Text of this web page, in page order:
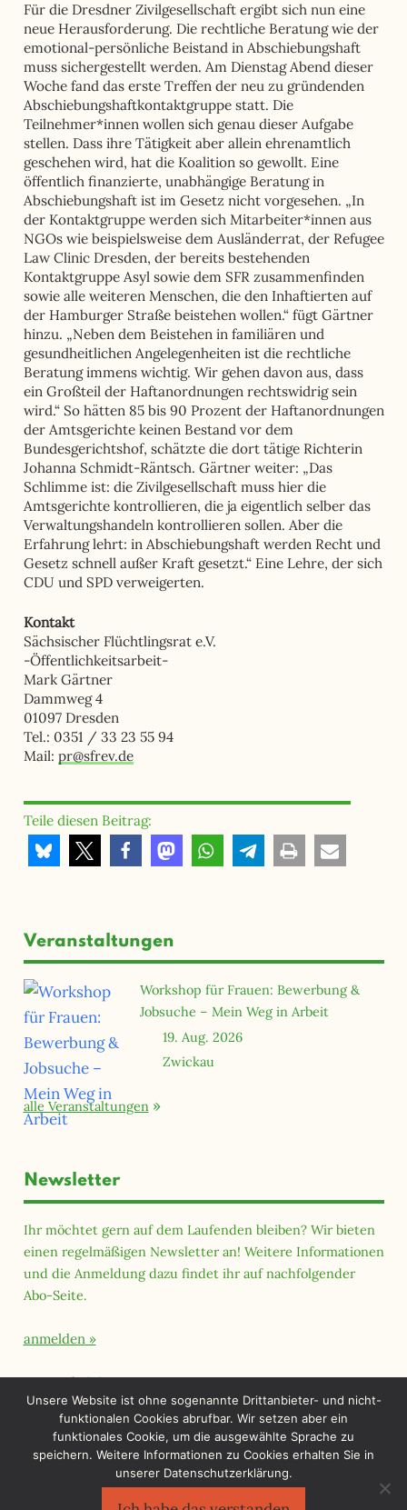
Für die Dresdner Zivilgesellschaft ergibt sich nun eine
neue Herausforderung. Die rechtliche Beratung wie der
emotional-persönliche Beistand in Abschiebungshaft
muss sichergestellt werden. Am Dienstag Abend dieser
Woche fand das erste Treffen der neu zu gründenden
Abschiebungshaftkontaktgruppe statt. Die
Teilnehmer*innen wollen sich genau dieser Aufgabe
stellen. Dass ihre Tätigkeit aber allein ehrenamtlich
geschehen wird, hat die Koalition so gewollt. Eine
öffentlich finanzierte, unabhängige Beratung in
Abschiebungshaft ist im Gesetz nicht vorgesehen. „In
der Kontaktgruppe werden sich Mitarbeiter*innen aus
NGOs wie beispielsweise dem Ausländerrat, der Refugee
Law Clinic Dresden, der bereits bestehenden
Kontaktgruppe Asyl sowie dem SFR zusammenfinden
sowie alle weiteren Menschen, die den Inhaftierten auf
der Hamburger Straße beistehen wollen.“ fügt Gärtner
hinzu. „Neben dem Beistehen in familiären und
gesundheitlichen Angelegenheiten ist die rechtliche
Beratung immens wichtig. Wir gehen davon aus, dass
ein Großteil der Haftanordnungen rechtswidrig sein
wird.“ So hätten 85 bis 90 Prozent der Haftanordnungen
der Amtsgerichte keinen Bestand vor dem
Bundesgerichtshof, schätzte die dort tätige Richterin
Johanna Schmidt-Räntsch. Gärtner weiter: „Das
Schlimme ist: die Zivilgesellschaft muss hier die
Amtsgerichte kontrollieren, die ja eigentlich selber das
Verwaltungshandeln kontrollieren sollen. Aber die
Erfahrung lehrt: in Abschiebungshaft werden Recht und
Gesetz schnell außer Kraft gesetzt.“ Eine Lehre, der sich
CDU und SPD verweigerten.
Kontakt
Sächsischer Flüchtlingsrat e.V.
-Öffentlichkeitsarbeit-
Mark Gärtner
Dammweg 4
01097 Dresden
Tel.: 0351 / 33 23 55 94
Mail: pr@sfrev.de
Teile diesen Beitrag:
Veranstaltungen
Workshop für Frauen: Bewerbung &
Jobsuche – Mein Weg in Arbeit
19. Aug. 2026
Zwickau
alle Veranstaltungen
Newsletter
Ihr möchtet gern auf dem Laufenden bleiben? Wir bieten
einen regelmäßigen Newsletter an! Weitere Informationen
und die Anmeldung dazu findet ihr auf nachfolgender
Abo-Seite.
anmelden
Unsere Website ist ohne sogenannte Drittanbieter- und nicht-
funktionalen Cookies abrufbar. Wir setzen aber ein
funktionales Cookie, um die ausgewählte Sprache zu
speichern. Weitere Informationen zu Cookies erhalten Sie in
unserer Datenschutzerklärung.